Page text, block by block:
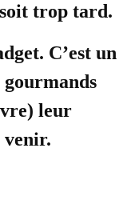
trop tard.
C’est un
leur
venir.